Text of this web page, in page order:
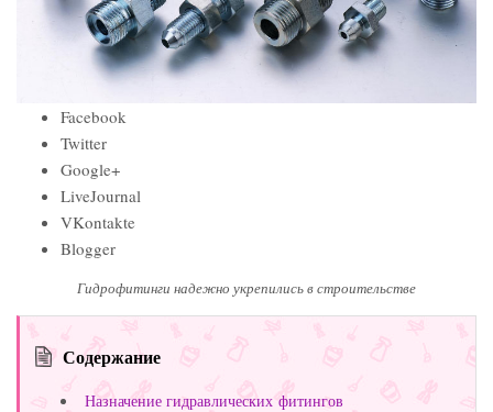
Facebook
Twitter
Google+
LiveJournal
VKontakte
Blogger
Гидрофитинги надежно укрепились в строительстве
Содержание
Назначение гидравлических фитингов